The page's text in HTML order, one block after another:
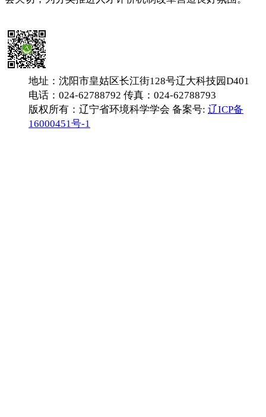
地址：沈阳市皇姑区长江街128号辽大科技园D401
电话：024-62788792 传真：024-62788793
版权所有：辽宁省环境科学学会 备案号: 辽ICP备
16000451号-1